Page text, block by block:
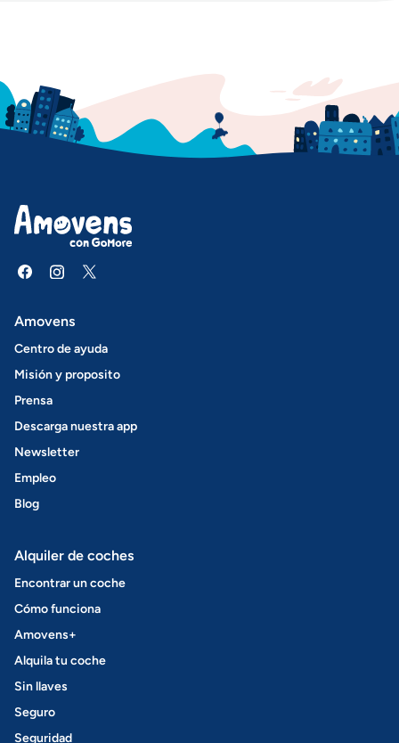
Amovens
Centro de ayuda
Misión y proposito
Prensa
Descarga nuestra app
Newsletter
Empleo
Blog
Alquiler de coches
Encontrar un coche
Cómo funciona
Amovens+
Alquila tu coche
Sin llaves
Seguro
Seguridad